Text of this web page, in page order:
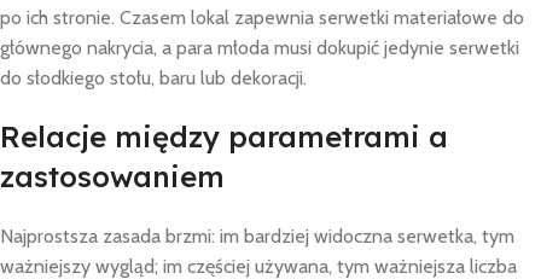
po ich stronie. Czasem lokal zapewnia serwetki materiałowe do
głównego nakrycia, a para młoda musi dokupić jedynie serwetki
do słodkiego stołu, baru lub dekoracji.
Relacje między parametrami a
zastosowaniem
Najprostsza zasada brzmi: im bardziej widoczna serwetka, tym
ważniejszy wygląd; im częściej używana, tym ważniejsza liczba